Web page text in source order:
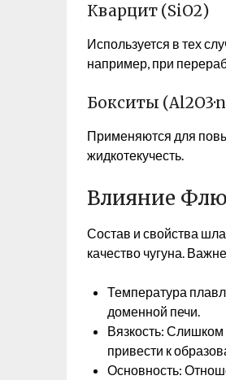
Кварцит (SiO2)
Используется в тех
например, при
Бокситы
Применяются для
жидкотекучесть.
Влияние
Состав и свойства
качество чугуна.
Температура
доменной печи.
Вязкость: Слишком
привести к
Основность: